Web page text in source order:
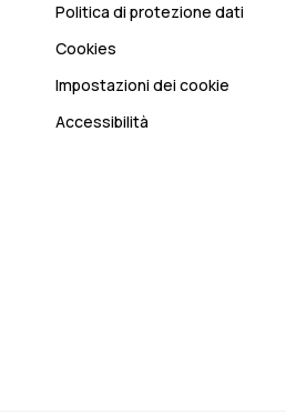
Politica di protezione dati
Cookies
Impostazioni dei cookie
Accessibilità